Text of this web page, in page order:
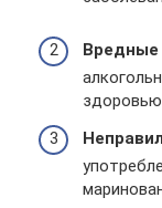
Вредные